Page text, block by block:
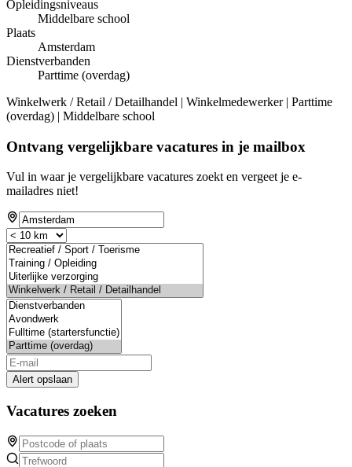
Opleidingsniveaus
Middelbare school
Plaats
Amsterdam
Dienstverbanden
Parttime (overdag)
Winkelwerk / Retail / Detailhandel | Winkelmedewerker | Parttime
(overdag) | Middelbare school
Ontvang vergelijkbare vacatures in je mailbox
Vul in waar je vergelijkbare vacatures zoekt en vergeet je e-
mailadres niet!
Alert opslaan
Vacatures zoeken